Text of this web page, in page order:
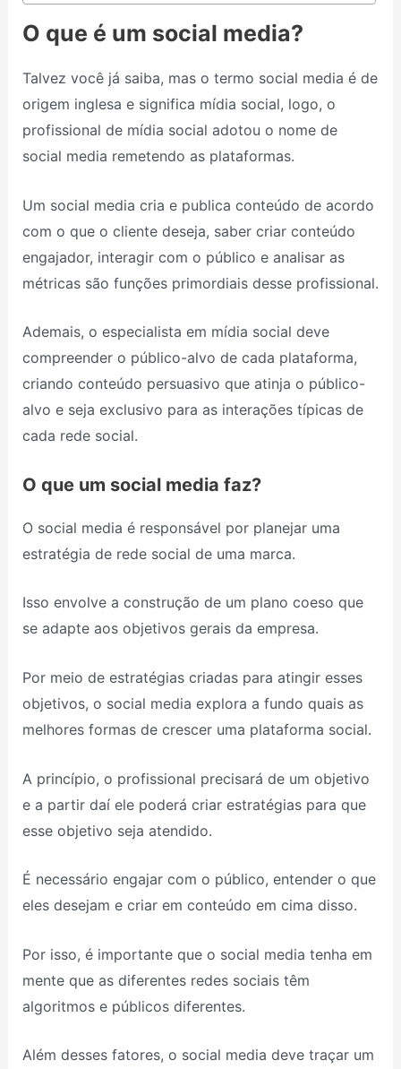
O que é um social media?
Talvez você já saiba, mas o termo social media é de
origem inglesa e significa mídia social, logo, o
profissional de mídia social adotou o nome de
social media remetendo as plataformas.
Um social media cria e publica conteúdo de acordo
com o que o cliente deseja, saber criar conteúdo
engajador, interagir com o público e analisar as
métricas são funções primordiais desse profissional.
Ademais, o especialista em mídia social deve
compreender o público-alvo de cada plataforma,
criando conteúdo persuasivo que atinja o público-
alvo e seja exclusivo para as interações típicas de
cada rede social.
O que um social media faz?
O social media é responsável por planejar uma
estratégia de rede social de uma marca.
Isso envolve a construção de um plano coeso que
se adapte aos objetivos gerais da empresa.
Por meio de estratégias criadas para atingir esses
objetivos, o social media explora a fundo quais as
melhores formas de crescer uma plataforma social.
A princípio, o profissional precisará de um objetivo
e a partir daí ele poderá criar estratégias para que
esse objetivo seja atendido.
É necessário engajar com o público, entender o que
eles desejam e criar em conteúdo em cima disso.
Por isso, é importante que o social media tenha em
mente que as diferentes redes sociais têm
algoritmos e públicos diferentes.
Além desses fatores, o social media deve traçar um